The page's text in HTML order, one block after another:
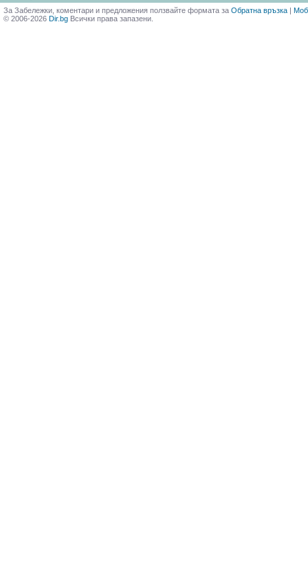
За Забележки, коментари и предложения ползвайте формата за Обратна връзка |
© 2006-2026 Dir.bg Всички права запазени.